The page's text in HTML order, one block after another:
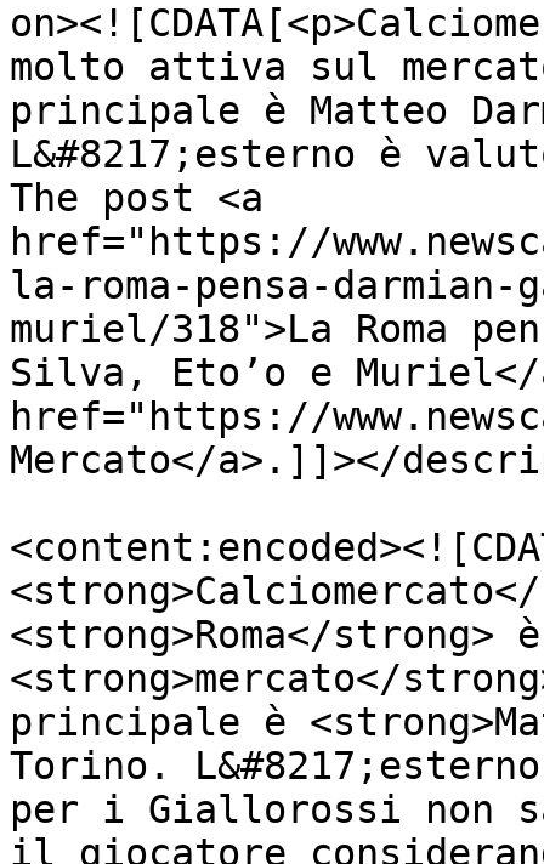
molto attiva sul
principale è Matteo
L&#8217;esterno è
The post <a
href="https://
la-roma-pensa-
muriel/318">La Roma
Silva, Eto’o e
href="https://
Mercato</a>.]]></
<strong>Roma</
<strong>mercato</
principale è
Torino.
per i Giallorossi non
il giocatore